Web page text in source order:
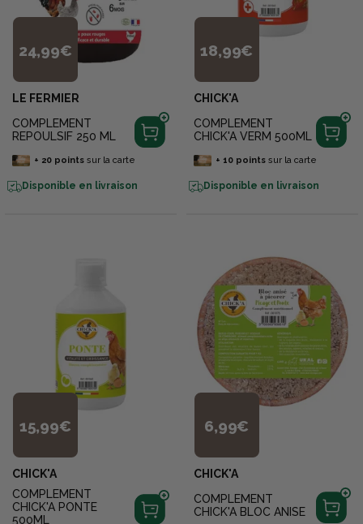
24,99€
LE FERMIER
COMPLEMENT
REPOULSIF 250 ML
+ 20pointssur la carte
Disponible en livraison
18,99€
CHICK'A
COMPLEMENT
CHICK'A VERM 500ML
+ 10pointssur la carte
Disponible en livraison
15,99€
CHICK'A
COMPLEMENT
CHICK'A PONTE
500ML
6,99€
CHICK'A
COMPLEMENT
CHICK'A BLOC ANISE